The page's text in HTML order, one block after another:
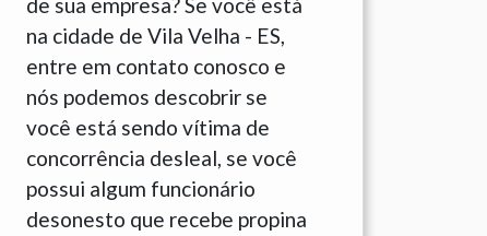
na cidade de Vila Velha - ES,
entre em contato conosco e
nós podemos descobrir se
você está sendo vítima de
concorrência desleal, se você
possui algum funcionário
desonesto que recebe propina